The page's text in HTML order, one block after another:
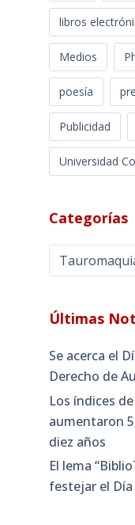
libros
Medios
poesía
Publicidad
Universidad
Categorías
Categorías
Últimas
Se acerca el
Derecho de
Los índices
aumentaron
diez años
El lema
festejar el